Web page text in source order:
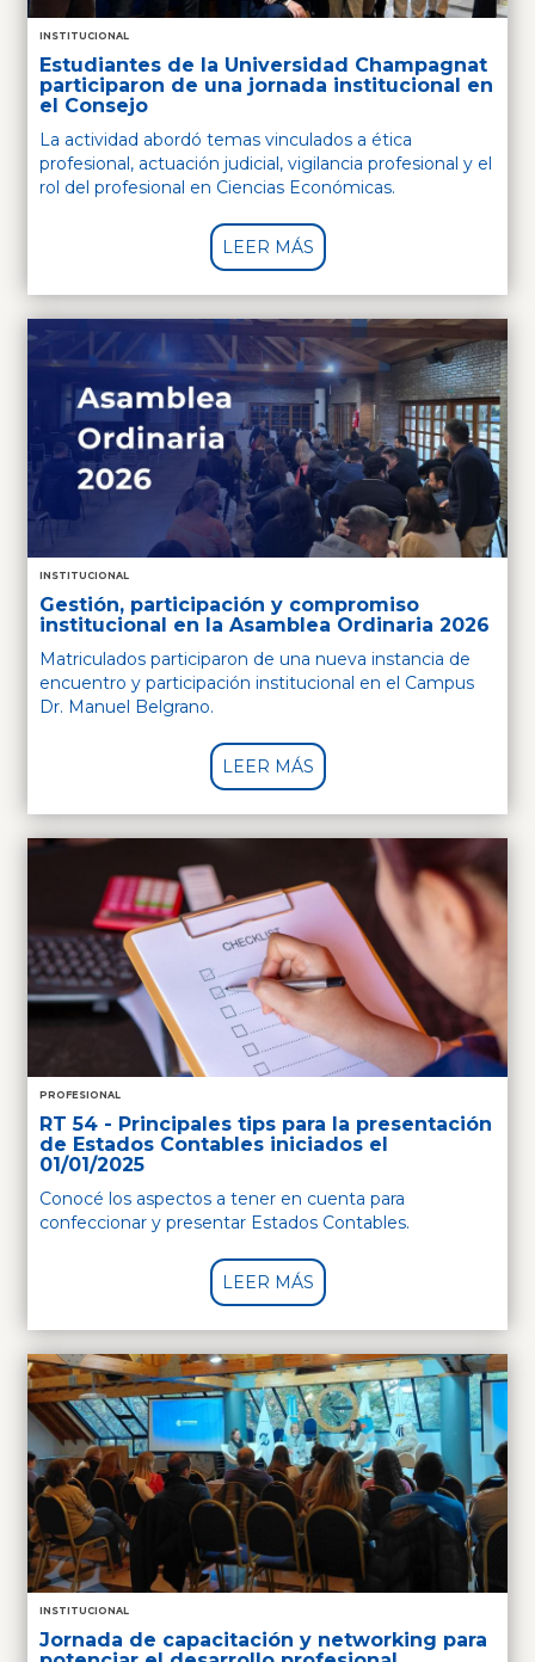
INSTITUCIONAL
Estudiantes de la Universidad Champagnat
participaron de una jornada institucional en
el Consejo
La actividad abordó temas vinculados a ética
profesional, actuación judicial, vigilancia profesional y el
rol del profesional en Ciencias Económicas.
LEER MÁS
INSTITUCIONAL
Gestión, participación y compromiso
institucional en la Asamblea Ordinaria 2026
Matriculados participaron de una nueva instancia de
encuentro y participación institucional en el Campus
Dr. Manuel Belgrano.
LEER MÁS
PROFESIONAL
RT 54 - Principales tips para la presentación
de Estados Contables iniciados el
01/01/2025
Conocé los aspectos a tener en cuenta para
confeccionar y presentar Estados Contables.
LEER MÁS
INSTITUCIONAL
Jornada de capacitación y networking para